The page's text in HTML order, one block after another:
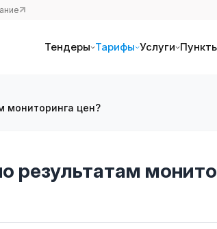
Тендеры Тарифы Услуги
мониторинга цен?
результатам